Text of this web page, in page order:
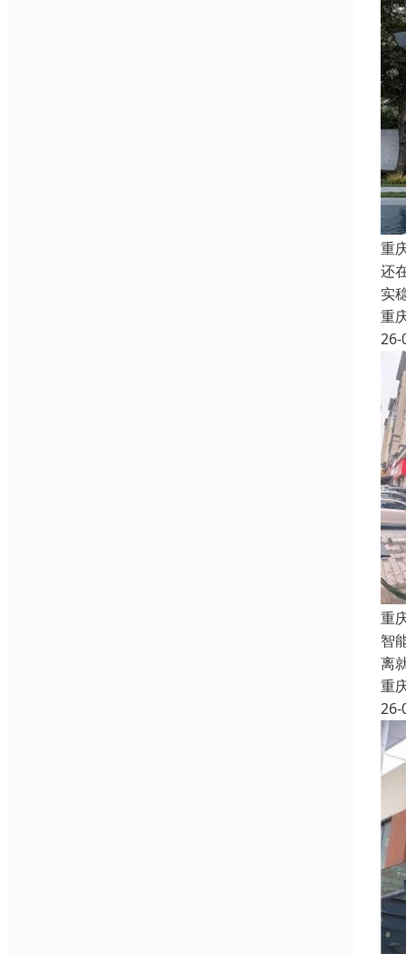
重
还
实
重
26-
重
智
离
重
26-